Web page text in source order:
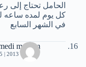
الحامل تحتاج إلى
كل يوم لمده ساعه
في الشهر السابع
meriem
7 أكتوبر، 2013 | 1:05 ص